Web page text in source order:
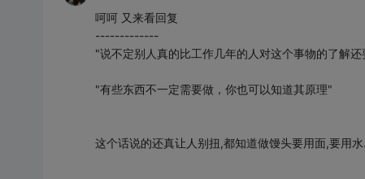
呵呵 又来看回复
-------------
"说不定别人真的比工作几年的人对这个事物的了解
"有些东西不一定需要做，你也可以知道其原理"
这个话说的还真让人别扭,都知道做馒头要用面,要用